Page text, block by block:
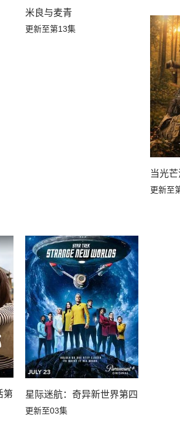
米良与麦青
更新至第13集
当光
更新至
第三季星际迷航：奇异新世界第四季
更新至03集